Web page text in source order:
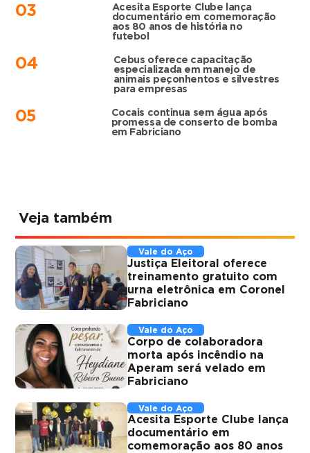
03
Acesita Esporte Clube lança
documentário em comemoração
aos 80 anos de história no
futebol
04
Cebus oferece capacitação
especializada em manejo de
animais peçonhentos e silvestres
para empresas
05
Cocais continua sem água após
promessa de conserto de bomba
em Fabriciano
Veja também
Vale do Aço
Justiça Eleitoral oferece
treinamento gratuito com
urna eletrônica em Coronel
Fabriciano
Vale do Aço
Corpo de colaboradora
morta após incêndio na
Aperam será velado em
Fabriciano
Vale do Aço
Acesita Esporte Clube lança
documentário em
comemoração aos 80 anos